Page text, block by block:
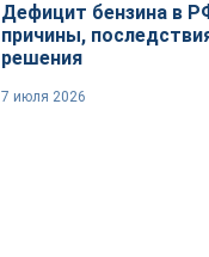
Дефицит бензина в
причины,
решения
7 июля 2026